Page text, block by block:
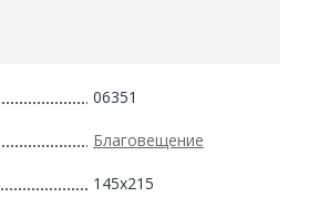
06351
Благовещение
145x215